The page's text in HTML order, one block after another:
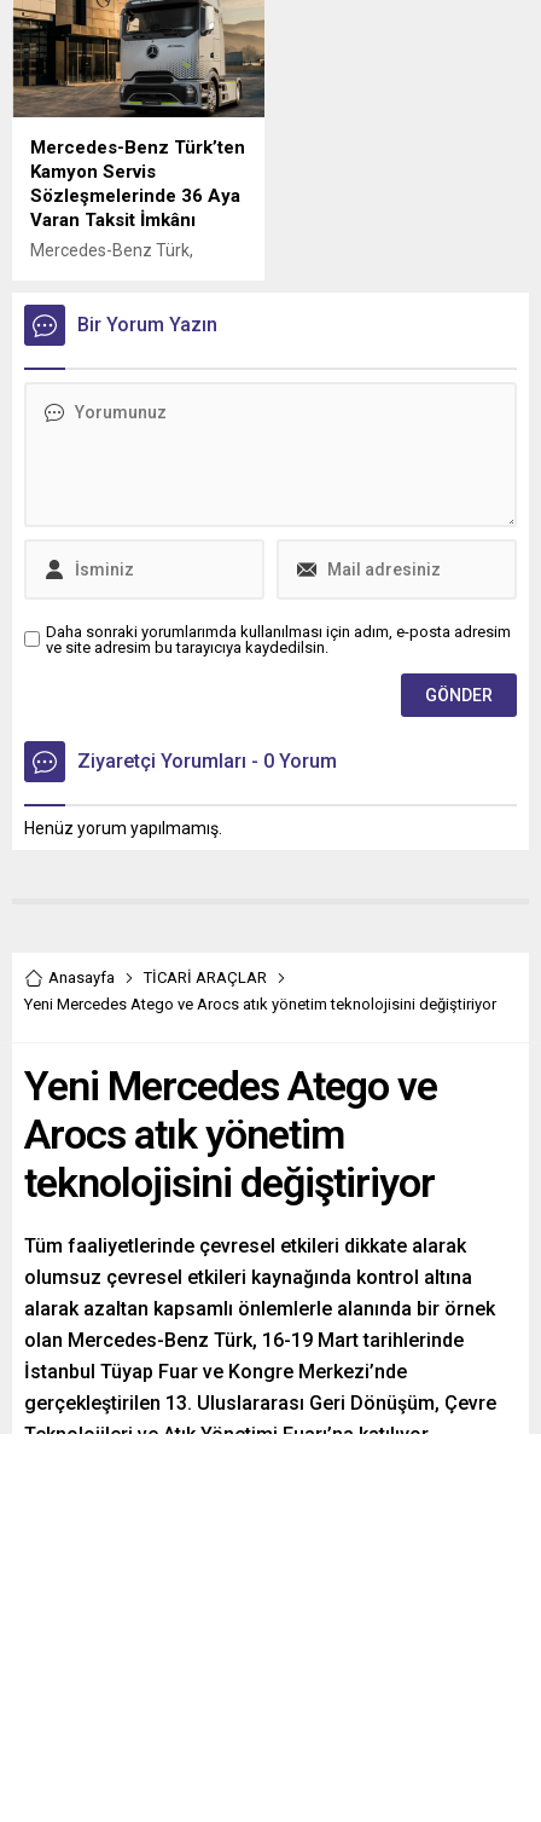
Mercedes-Benz Türk’ten
Kamyon Servis
Sözleşmelerinde 36 Aya
Varan Taksit İmkânı
Mercedes-Benz Türk,
sözleşmelerinde sunduğu
36 aya varan taksit
imkânıyla bakım ve servis
ödeme seçenekleriyle
Bir Yorum Yazın
Daha sonraki yorumlarımda kullanılması için adım, e-posta adresim
ve site adresim bu tarayıcıya kaydedilsin.
Ziyaretçi Yorumları - 0 Yorum
Henüz yorum yapılmamış.
Anasayfa
TİCARİ ARAÇLAR
Yeni Mercedes Atego ve Arocs atık yönetim teknolojisini değiştiriyor
Yeni Mercedes Atego ve
Arocs atık yönetim
teknolojisini değiştiriyor
Tüm faaliyetlerinde çevresel etkileri dikkate alarak
olumsuz çevresel etkileri kaynağında kontrol altına
alarak azaltan kapsamlı önlemlerle alanında bir örnek
olan Mercedes-Benz Türk, 16-19 Mart tarihlerinde
İstanbul Tüyap Fuar ve Kongre Merkezi’nde
gerçekleştirilen 13. Uluslararası Geri Dönüşüm, Çevre
Teknolojileri ve Atık Yönetimi Fuarı’na katılıyor.